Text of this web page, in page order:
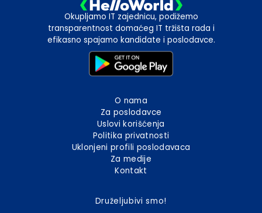
Okupljamo IT zajednicu, podižemo
transparentnost domaćeg IT tržišta rada i
efikasno spajamo kandidate i poslodavce.
O nama
Za poslodavce
Uslovi korišćenja
Politika privatnosti
Uklonjeni profili poslodavaca
Za medije
Kontakt
Druželjubivi smo!